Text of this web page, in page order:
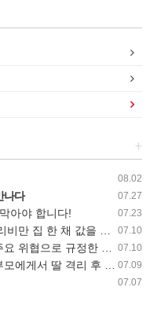
+
08.02
07.27
나다
07.23
아야 합니다!
07.10
채 값을 내는 비즈니스맨
07.10
한 새로운 대테러 전략 서명
07.09
격리 후 입양 절차 밟아
07.07